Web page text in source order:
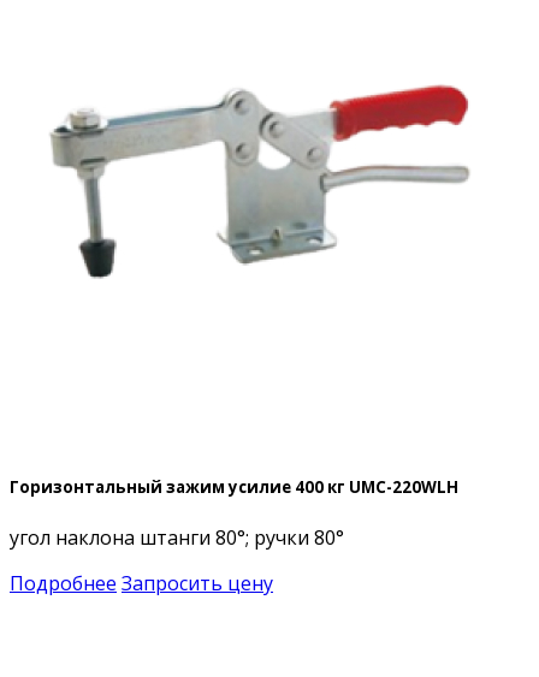
Горизонтальный зажим усилие 400 кг UMC-220WLH
угол наклона штанги 80°; ручки 80°
Подробнее Запросить цену